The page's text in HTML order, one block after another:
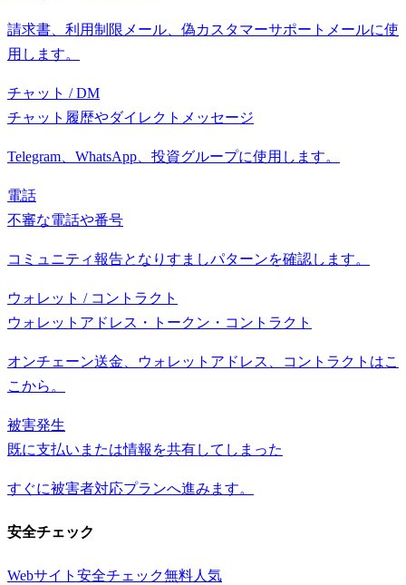
請求書、利用制限メール、偽カスタマーサポートメールに使
用します。
チャット / DM
チャット履歴やダイレクトメッセージ
Telegram、WhatsApp、投資グループに使用します。
電話
不審な電話や番号
コミュニティ報告となりすましパターンを確認します。
ウォレット / コントラクト
ウォレットアドレス・トークン・コントラクト
オンチェーン送金、ウォレットアドレス、コントラクトはこ
こから。
被害発生
既に支払いまたは情報を共有してしまった
すぐに被害者対応プランへ進みます。
安全チェック
Webサイト安全チェック無料人気